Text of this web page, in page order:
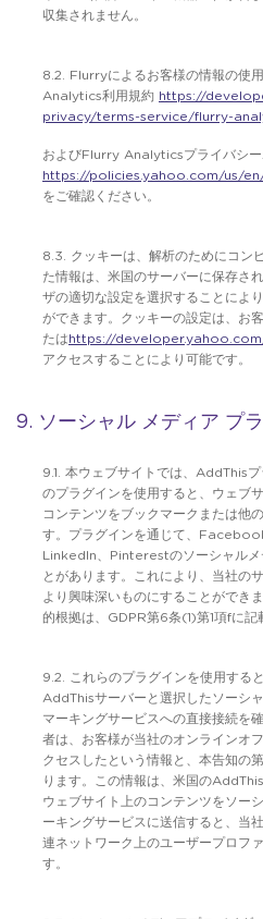
収集されません。
8.2. Flurryによるお客様の情報の使
Analytics利用規約 https://
privacy/terms-service/flurry-
およびFlurry Analyticsプライバシー
https://policies.yahoo.com/us/
をご確認ください。
8.3. クッキーは、解析のためにコン
た情報は、米国のサーバーに保存さ
ザの適切な設定を選択することによ
ができます。クッキーの設定は、お
たはhttps://
アクセスすることにより可能です。
9. ソーシャル メディア プ
9.1. 本ウェブサイトでは、AddThis
のプラグインを使用すると、ウェブ
コンテンツをブックマークまたは他
す。プラグインを通じて、
LinkedIn、Pinterestのソーシャルメ
とがあります。これにより、当社の
より興味深いものにすることができ
的根拠は、GDPR第6条(1)第1項fに記
9.2. これらのプラグインを使用する
AddThisサーバーと選択したソーシ
マーキングサービスへの直接接続を
者は、お客様が当社のオンラインオ
クセスしたという情報と、本告知の
ります。この情報は、米国の
ウェブサイト上のコンテンツをソー
ーキングサービスに送信すると、当
連ネットワーク上のユーザープロフ
す。